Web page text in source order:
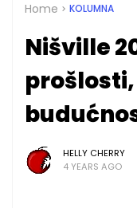
Home KOLUMNA
Nišville
HELLY CHERRY
4 YEARS AGO